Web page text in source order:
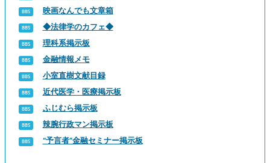
映画なんでも文章箱
◆法律学のカフェ◆
理科系掲示板
金融情報メモ
小室直樹文献目録
近代医学・医療掲示板
ふじむら掲示板
辣腕行政マン掲示板
“予言者”金融セミナー掲示板